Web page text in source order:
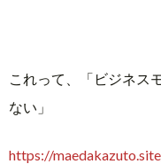
これって、「ビジネス
ない」
https://